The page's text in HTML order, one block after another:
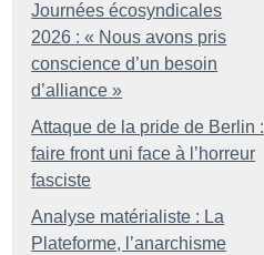
Journées écosyndicales
2026 : « Nous avons pris
conscience d’un besoin
d’alliance »
Attaque de la pride de Berlin :
faire front uni face à l’horreur
fasciste
Analyse matérialiste : La
Plateforme, l’anarchisme